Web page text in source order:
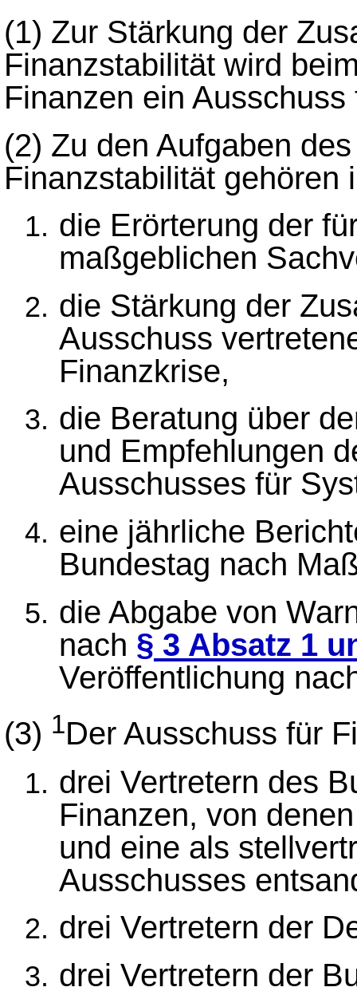
(1) Zur Stärkung der
Finanzstabilität wird
Finanzen ein
(2) Zu den Aufgaben
Finanzstabilität gehören
die Erörterung der
maßgeblichen
die Stärkung der
Ausschuss
Finanzkrise,
die Beratung über
und Empfehlungen
Ausschusses für
eine jährliche
Bundestag nach
die Abgabe von
nach § 3 Absatz 1
Veröffentlichung
(3) 1Der Ausschuss für
drei Vertretern des
Finanzen, von
und eine als
Ausschusses
drei Vertretern der
drei Vertretern der